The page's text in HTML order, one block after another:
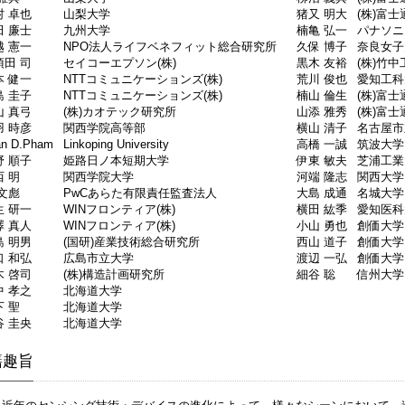
卓也
山梨大学 猪又 明大
(株)富士
廉士
九州大学 楠亀 弘一
パナソ
憲一
NPO法人ライフベネフィット総合研究所 久保 博子
奈良女
田 司
セイコーエプソン(株) 黒木 友裕
(株)竹中
健一
NTTコミュニケーションズ(株) 荒川 俊也
愛知工
圭子
NTTコミュニケーションズ(株) 楠山 倫生
(株)富士
真弓
(株)カオテック研究所 山添 雅秀
(株)富士
時彦
関西学院高等部 横山 清子
名古屋
D.Pham
Linkoping University 高橋 一誠
筑波大学
順子
姫路日ノ本短期大学 伊東 敏夫
芝浦工
明
関西学院大学 河端 隆志
関西大学
彪
PwCあらた有限責任監査法人 大島 成通
名城大学
研一
WINフロンティア(株) 横田 紘季
愛知医
真人
WINフロンティア(株) 小山 勇也
創価大学
明男
(国研)産業技術総合研究所 西山 道子
創価大学
和弘
広島市立大学 渡辺 一弘
創価大学
啓司
(株)構造計画研究所 細谷 聡
信州大学
孝之
北海道大学
聖
北海道大学
圭央
北海道大学
旨